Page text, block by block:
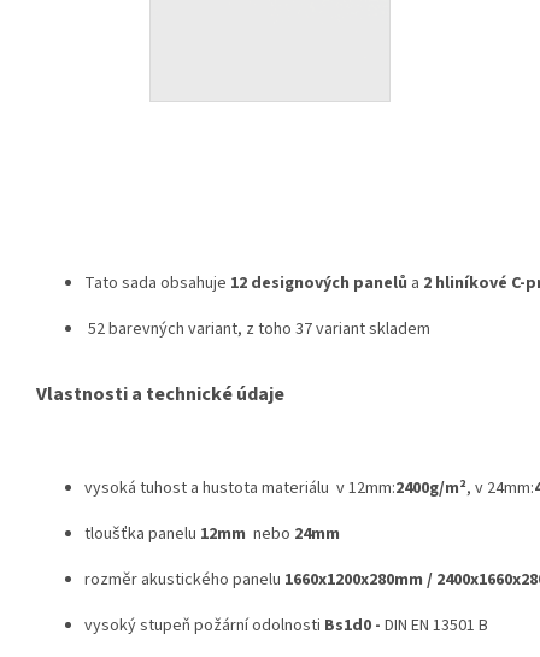
Tato sada obsahuje 12 designových panelů a 2 hliníkové C-
52 barevných variant, z toho 37 variant skladem
Vlastnosti a technické údaje
vysoká tuhost a hustota materiálu v 12mm:2400g/m², v 24mm:
tloušťka panelu 12mm nebo 24mm
rozměr akustického panelu 1660x1200x280mm /
vysoký stupeň požární odolnosti Bs1d0 - DIN EN 13501 B